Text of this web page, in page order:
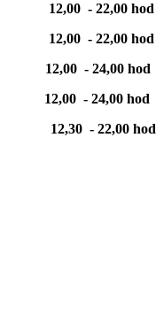
- 22,00 hod
- 22,00 hod
- 24,00 hod
- 24,00 hod
- 22,00 hod